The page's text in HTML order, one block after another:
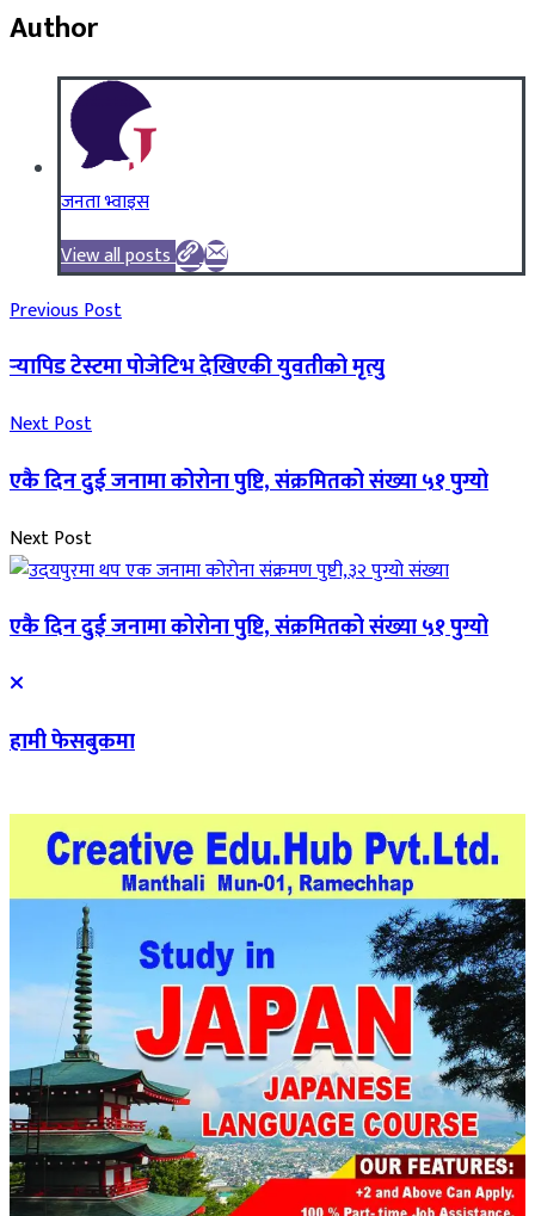
Author
जनता भ्वाइस
View all posts
Previous Post
र्‍यापिड टेस्टमा पोजेटिभ देखिएकी युवतीको मृत्यु
Next Post
एकै दिन दुई जनामा कोरोना पुष्टि, संक्रमितको संख्या ५१ पुग्यो
Next Post
एकै दिन दुई जनामा कोरोना पुष्टि, संक्रमितको संख्या ५१ पुग्यो
हामी फेसबुकमा